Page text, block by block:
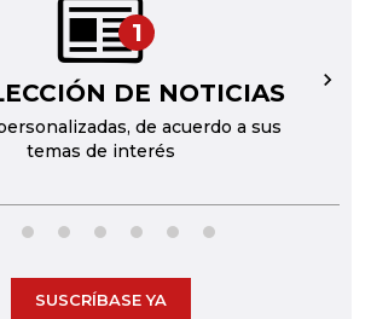
1
DE NOTICIAS
de acuerdo a sus
temas de interés
→
SUSCRÍBASE YA